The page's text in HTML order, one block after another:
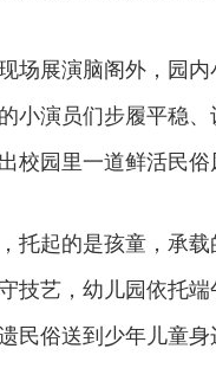
场展演脑阁外，园
小演员们步履平稳
校园里一道鲜活民俗
托起的是孩童，承
技艺，幼儿园依托
民俗送到少年儿童身